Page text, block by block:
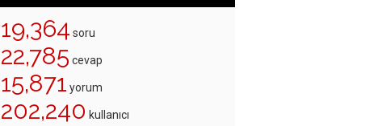
19,364 soru
22,785 cevap
15,871 yorum
202,240 kullanıcı